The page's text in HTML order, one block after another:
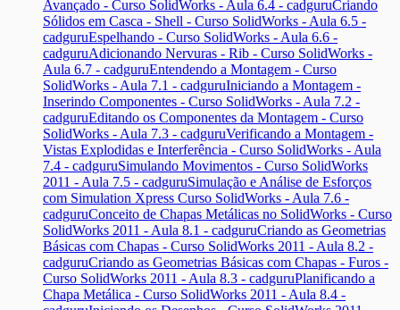
Avançado - Curso SolidWorks - Aula 6.4 - cadguruCriando
Sólidos em Casca - Shell - Curso SolidWorks - Aula 6.5 -
cadguruEspelhando - Curso SolidWorks - Aula 6.6 -
cadguruAdicionando Nervuras - Rib - Curso SolidWorks -
Aula 6.7 - cadguruEntendendo a Montagem - Curso
SolidWorks - Aula 7.1 - cadguruIniciando a Montagem -
Inserindo Componentes - Curso SolidWorks - Aula 7.2 -
cadguruEditando os Componentes da Montagem - Curso
SolidWorks - Aula 7.3 - cadguruVerificando a Montagem -
Vistas Explodidas e Interferência - Curso SolidWorks - Aula
7.4 - cadguruSimulando Movimentos - Curso SolidWorks
2011 - Aula 7.5 - cadguruSimulação e Análise de Esforços
com Simulation Xpress Curso SolidWorks - Aula 7.6 -
cadguruConceito de Chapas Metálicas no SolidWorks - Curso
SolidWorks 2011 - Aula 8.1 - cadguruCriando as Geometrias
Básicas com Chapas - Curso SolidWorks 2011 - Aula 8.2 -
cadguruCriando as Geometrias Básicas com Chapas - Furos -
Curso SolidWorks 2011 - Aula 8.3 - cadguruPlanificando a
Chapa Metálica - Curso SolidWorks 2011 - Aula 8.4 -